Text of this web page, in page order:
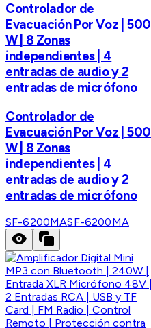
Controlador de
Evacuación Por Voz | 500
W | 8 Zonas
independientes | 4
entradas de audio y 2
entradas de micrófono
Controlador de
Evacuación Por Voz | 500
W | 8 Zonas
independientes | 4
entradas de audio y 2
entradas de micrófono
SF-6200MASF-6200MA